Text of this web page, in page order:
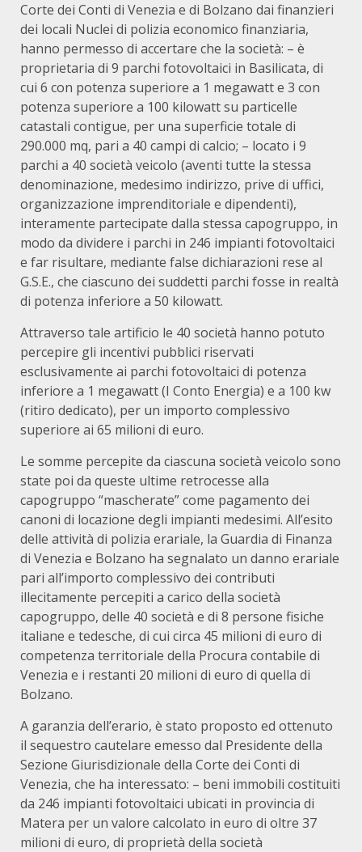
Corte dei Conti di Venezia e di Bolzano dai finanzieri
dei locali Nuclei di polizia economico finanziaria,
hanno permesso di accertare che la società: – è
proprietaria di 9 parchi fotovoltaici in Basilicata, di
cui 6 con potenza superiore a 1 megawatt e 3 con
potenza superiore a 100 kilowatt su particelle
catastali contigue, per una superficie totale di
290.000 mq, pari a 40 campi di calcio; – locato i 9
parchi a 40 società veicolo (aventi tutte la stessa
denominazione, medesimo indirizzo, prive di uffici,
organizzazione imprenditoriale e dipendenti),
interamente partecipate dalla stessa capogruppo, in
modo da dividere i parchi in 246 impianti fotovoltaici
e far risultare, mediante false dichiarazioni rese al
G.S.E., che ciascuno dei suddetti parchi fosse in realtà
di potenza inferiore a 50 kilowatt.
Attraverso tale artificio le 40 società hanno potuto
percepire gli incentivi pubblici riservati
esclusivamente ai parchi fotovoltaici di potenza
inferiore a 1 megawatt (I Conto Energia) e a 100 kw
(ritiro dedicato), per un importo complessivo
superiore ai 65 milioni di euro.
Le somme percepite da ciascuna società veicolo sono
state poi da queste ultime retrocesse alla
capogruppo “mascherate” come pagamento dei
canoni di locazione degli impianti medesimi. All’esito
delle attività di polizia erariale, la Guardia di Finanza
di Venezia e Bolzano ha segnalato un danno erariale
pari all’importo complessivo dei contributi
illecitamente percepiti a carico della società
capogruppo, delle 40 società e di 8 persone fisiche
italiane e tedesche, di cui circa 45 milioni di euro di
competenza territoriale della Procura contabile di
Venezia e i restanti 20 milioni di euro di quella di
Bolzano.
A garanzia dell’erario, è stato proposto ed ottenuto
il sequestro cautelare emesso dal Presidente della
Sezione Giurisdizionale della Corte dei Conti di
Venezia, che ha interessato: – beni immobili costituiti
da 246 impianti fotovoltaici ubicati in provincia di
Matera per un valore calcolato in euro di oltre 37
milioni di euro, di proprietà della società